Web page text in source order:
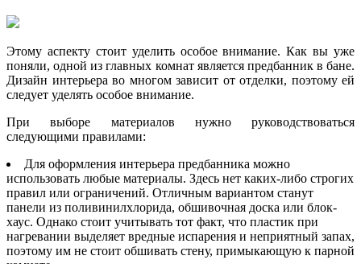
Этому аспекту стоит уделить особое внимание. Как вы уже
поняли, одной из главных комнат является предбанник в бане.
Дизайн интерьера во многом зависит от отделки, поэтому ей
следует уделять особое внимание.
При выборе материалов нужно руководствоваться
следующими правилами:
Для оформления интерьера предбанника можно
использовать любые материалы. Здесь нет каких-либо строгих
правил или ограничений. Отличным вариантом станут
панели из поливинилхлорида, обшивочная доска или блок-
хаус. Однако стоит учитывать тот факт, что пластик при
нагревании выделяет вредные испарения и неприятный запах,
поэтому им не стоит обшивать стену, примыкающую к парной